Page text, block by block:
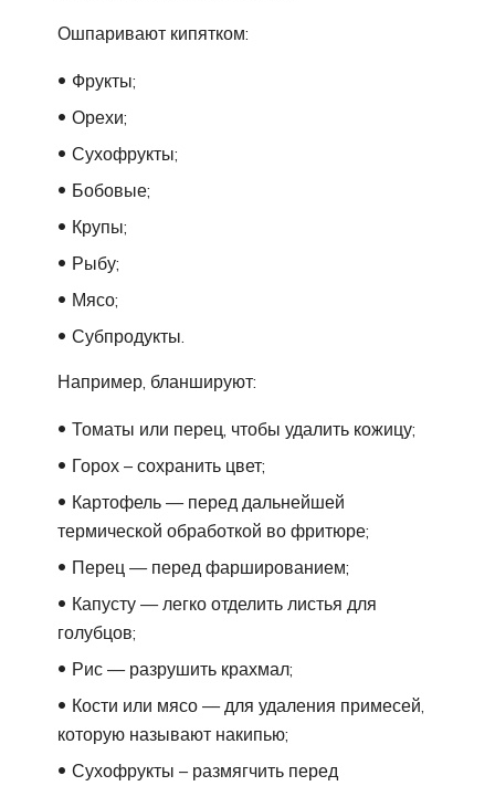
Ошпаривают кипятком:
Фрукты;
Орехи;
Сухофрукты;
Бобовые;
Крупы;
Рыбу;
Мясо;
Субпродукты.
Например, бланшируют:
Томаты или перец, чтобы удалить кожицу;
Горох – сохранить цвет;
Картофель — перед дальнейшей
термической обработкой во фритюре;
Перец — перед фаршированием;
Капусту — легко отделить листья для
голубцов;
Рис — разрушить крахмал;
Кости или мясо — для удаления примесей,
которую называют накипью;
Сухофрукты – размягчить перед